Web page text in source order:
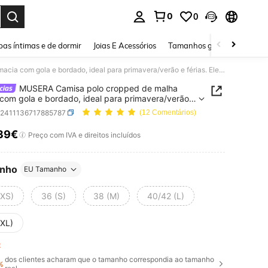
0 0
íntimas e de dormir Joias E Acessórios Tamanhos grandes
MUSERA Camisa polo cropped de malha macia com gola e bordado, ideal para primavera/verão e férias. Elegante e perfeita para as férias.
MUSERA Camisa polo cropped de malha
gola e bordado, ideal para primavera/verão e
e perfeita para as férias.
(12 Comentários)
AND AVAILABILITY
Preço com IVA e direitos incluídos
EU Tamanho
36 (S) 38 (M) 40/42 (L)
dos clientes acharam que o tamanho correspondia ao tamanho